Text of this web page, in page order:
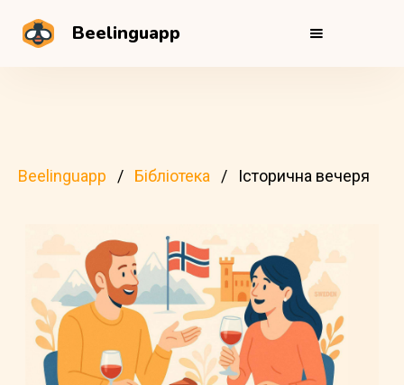
Beelinguapp
Beelinguapp Бібліотека Історична вечеря